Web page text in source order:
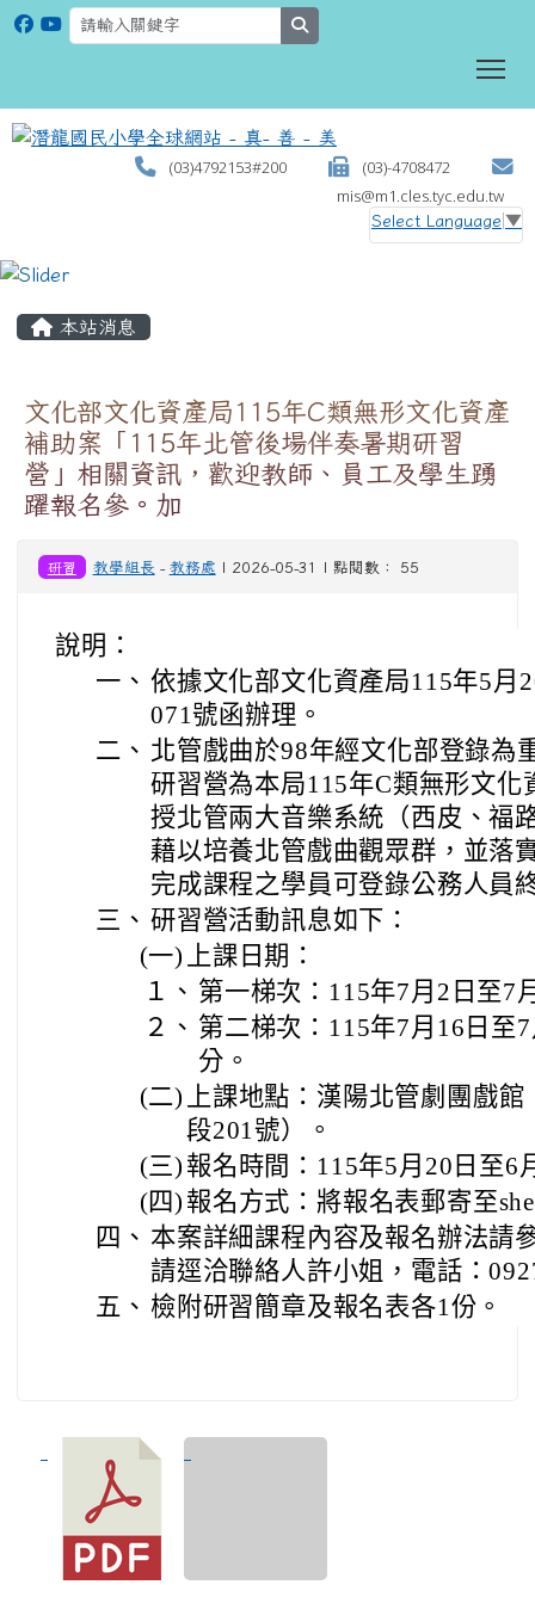
(03)4792153#200
(03)-4708472
mis@m1.cles.tyc.edu.tw
Select Language ▼
本站消息
文化部文化資產局115年C類無形文化資產
補助案「115年北管後場伴奏暑期研習
營」相關資訊，歡迎教師、員工及學生踴
躍報名參。加
研習 教學組長 - 教務處 | 2026-05-31 | 點閱數： 55
說明：
一、 依據文化部文化資產局115年5月
071號函辦理。
二、 北管戲曲於98年經文化部登錄為
研習營為本局115年C類無形文
授北管兩大音樂系統（西皮、福
藉以培養北管戲曲觀眾群，並落
完成課程之學員可登錄公務人員
三、 研習營活動訊息如下：
(一) 上課日期：
１、 第一梯次：115年7月2日至7
２、 第二梯次：115年7月16日至
分。
(二) 上課地點：漢陽北管劇團戲
段201號）。
(三) 報名時間：115年5月20日至6
(四) 報名方式：將報名表郵寄至
四、 本案詳細課程內容及報名辦法請
請逕洽聯絡人許小姐，電話：
五、 檢附研習簡章及報名表各1份。